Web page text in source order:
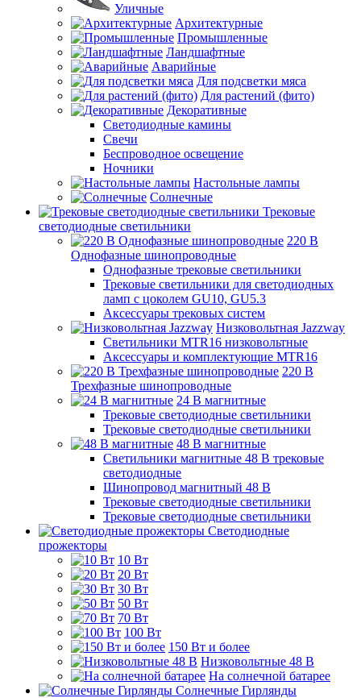
Уличные
Архитектурные
Промышленные
Ландшафтные
Аварийные
Для подсветки мяса
Для растений (фито)
Декоративные
Светодиодные камины
Свечи
Беспроводное освещение
Ночники
Настольные лампы
Солнечные
Трековые
светодиодные светильники
220 B
Однофазные шинопроводные
Однофазные трековые светильники
Трековые светильники для светодиодных
ламп с цоколем GU10, GU5.3
Аксессуары трековых систем
Низковольтная Jazzway
Светильники MTR16 низковольтные
Аксессуары и комплектующие MTR16
220 B
Трехфазные шинопроводные
24 B магнитные
Трековые светодиодные светильники
Трековые светодиодные светильники
48 B магнитные
Светильники магнитные 48 В трековые
светодиодные
Шинопровод магнитный 48 В
Трековые светодиодные светильники
Трековые светодиодные светильники
Светодиодные
прожекторы
10 Вт
20 Вт
30 Вт
50 Вт
70 Вт
100 Вт
150 Вт и более
Низковольтные 48 В
На солнечной батарее
Солнечные Гирлянды